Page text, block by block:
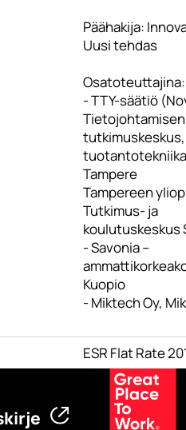
Päähakija:
Uusi tehdas
Osatoteuttajina:
- TTY-säätiö
Tietojohtamisen
tutkimuskeskus,
Tampere
Tampereen
Tutkimus- ja
koulutuskeskus
- Savonia –
Kuopio
- Miktech Oy,
ESR Flat Rate